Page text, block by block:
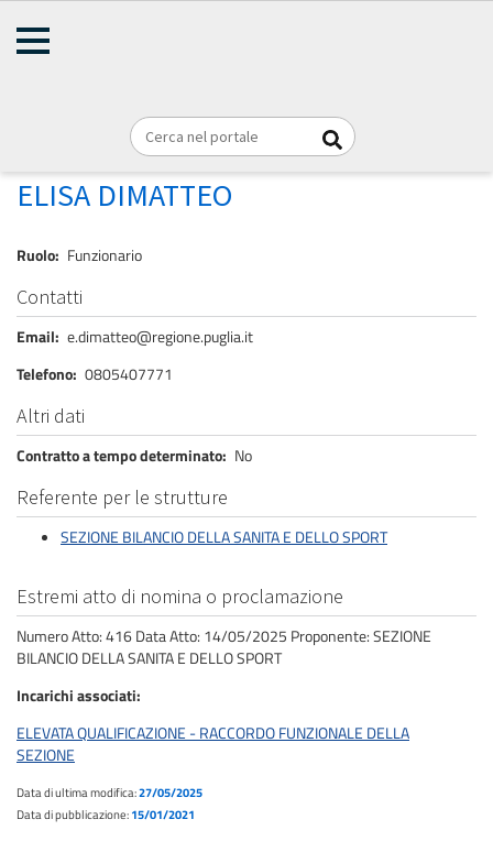
Briciole
Home
DIMATTEO ELISA
ELISA DIMATTEO
Ruolo Funzionario
Contatti
Email e.dimatteo@regione.puglia.it
Telefono 0805407771
Altri dati
Contratto a tempo determinato No
Referente per le strutture
SEZIONE BILANCIO DELLA SANITA E DELLO SPORT
Estremi atto di nomina o proclamazione
Numero Atto: 416 Data Atto: 14/05/2025 Proponente: SEZIONE
BILANCIO DELLA SANITA E DELLO SPORT
Incarichi associati
ELEVATA QUALIFICAZIONE - RACCORDO FUNZIONALE DELLA
SEZIONE
Data di ultima modifica:27/05/2025
Data di pubblicazione:15/01/2021